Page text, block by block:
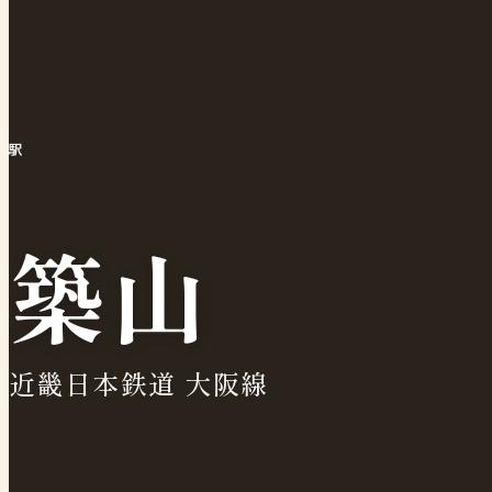
駅
築山
近畿日本鉄道 大阪線